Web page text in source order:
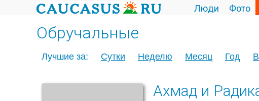
Люди Фото
Обручальные
Лучшие за: Сутки Неделю Месяц Год
Ахмад и